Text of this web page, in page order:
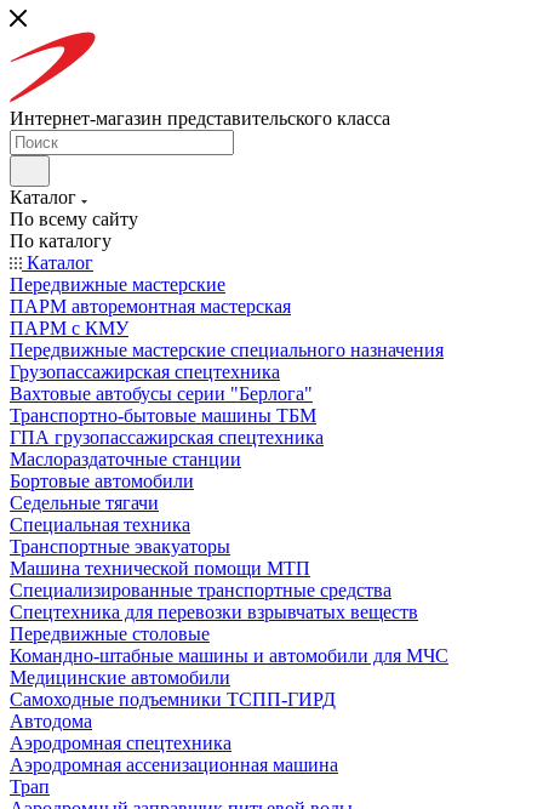
Интернет-магазин представительского класса
Каталог
По всему сайту
По каталогу
Каталог
Передвижные мастерские
ПАРМ авторемонтная мастерская
ПАРМ с КМУ
Передвижные мастерские специального назначения
Грузопассажирская спецтехника
Вахтовые автобусы серии "Берлога"
Транспортно-бытовые машины ТБМ
ГПА грузопассажирская спецтехника
Маслораздаточные станции
Бортовые автомобили
Седельные тягачи
Специальная техника
Транспортные эвакуаторы
Машина технической помощи МТП
Специализированные транспортные средства
Спецтехника для перевозки взрывчатых веществ
Передвижные столовые
Командно-штабные машины и автомобили для МЧС
Медицинские автомобили
Самоходные подъемники ТСПП-ГИРД
Автодома
Аэродромная спецтехника
Аэродромная ассенизационная машина
Трап